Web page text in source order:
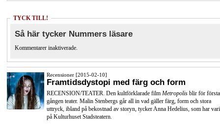
TYCK TILL!
Så här tycker Nummers läsare
Kommentarer inaktiverade.
Recensioner [2015-02-10]
Framtidsdystopi med färg och form
RECENSION/TEATER. Den kultförklarade film Metropolis blir för första
gången teater. Malin Stenbergs går all in vad gäller färg, form och stora
uttryck, ibland på bekostnad av storyn, tycker Anna Hedelius, som har
på Kulturhuset Stadsteatern.